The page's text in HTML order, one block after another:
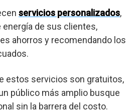
servicios personalizados,
energía de sus clientes,
ahorros y recomendando los
estos servicios son gratuitos,
público más amplio busque
sin la barrera del costo.